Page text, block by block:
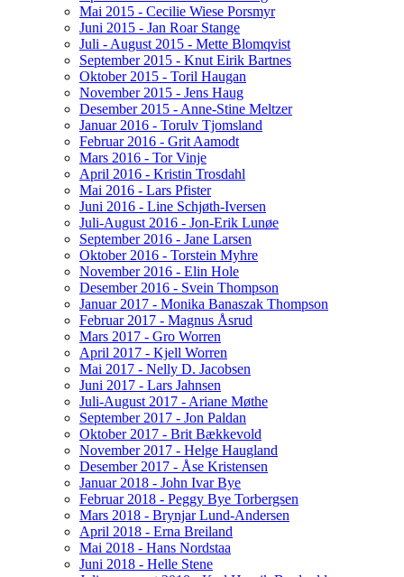
Mai 2015 - Cecilie Wiese Porsmyr
Juni 2015 - Jan Roar Stange
Juli - August 2015 - Mette Blomqvist
September 2015 - Knut Eirik Bartnes
Oktober 2015 - Toril Haugan
November 2015 - Jens Haug
Desember 2015 - Anne-Stine Meltzer
Januar 2016 - Torulv Tjomsland
Februar 2016 - Grit Aamodt
Mars 2016 - Tor Vinje
April 2016 - Kristin Trosdahl
Mai 2016 - Lars Pfister
Juni 2016 - Line Schjøth-Iversen
Juli-August 2016 - Jon-Erik Lunøe
September 2016 - Jane Larsen
Oktober 2016 - Torstein Myhre
November 2016 - Elin Hole
Desember 2016 - Svein Thompson
Januar 2017 - Monika Banaszak Thompson
Februar 2017 - Magnus Åsrud
Mars 2017 - Gro Worren
April 2017 - Kjell Worren
Mai 2017 - Nelly D. Jacobsen
Juni 2017 - Lars Jahnsen
Juli-August 2017 - Ariane Møthe
September 2017 - Jon Paldan
Oktober 2017 - Brit Bækkevold
November 2017 - Helge Haugland
Desember 2017 - Åse Kristensen
Januar 2018 - John Ivar Bye
Februar 2018 - Peggy Bye Torbergsen
Mars 2018 - Brynjar Lund-Andersen
April 2018 - Erna Breiland
Mai 2018 - Hans Nordstaa
Juni 2018 - Helle Stene